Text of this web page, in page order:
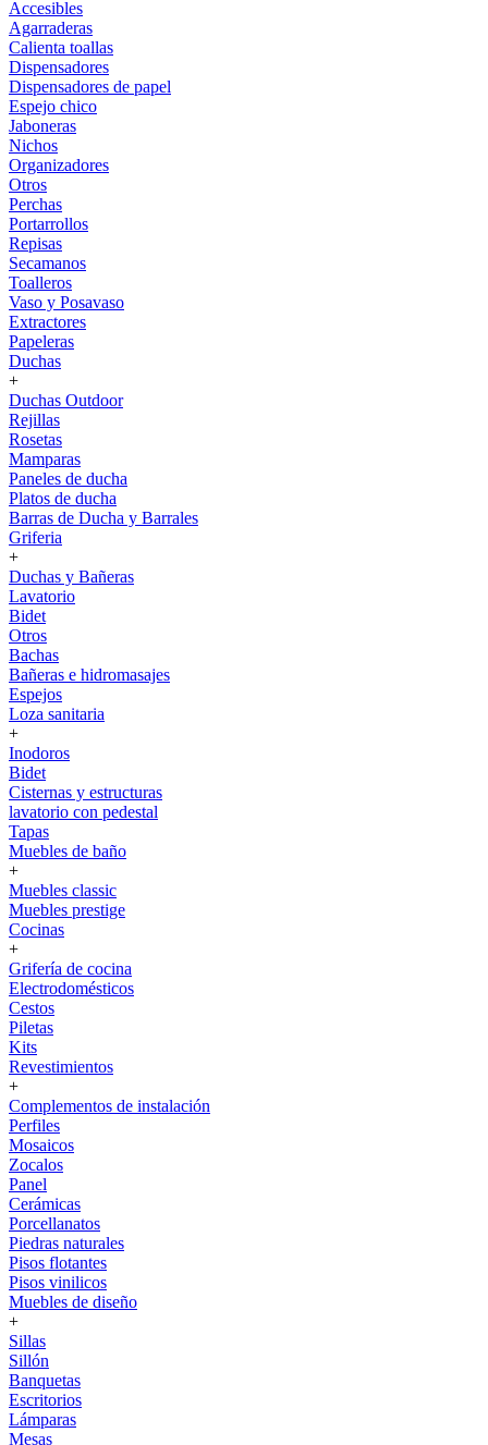
Accesibles
Agarraderas
Calienta toallas
Dispensadores
Dispensadores de papel
Espejo chico
Jaboneras
Nichos
Organizadores
Otros
Perchas
Portarrollos
Repisas
Secamanos
Toalleros
Vaso y Posavaso
Extractores
Papeleras
Duchas
+
Duchas Outdoor
Rejillas
Rosetas
Mamparas
Paneles de ducha
Platos de ducha
Barras de Ducha y Barrales
Griferia
+
Duchas y Bañeras
Lavatorio
Bidet
Otros
Bachas
Bañeras e hidromasajes
Espejos
Loza sanitaria
+
Inodoros
Bidet
Cisternas y estructuras
lavatorio con pedestal
Tapas
Muebles de baño
+
Muebles classic
Muebles prestige
Cocinas
+
Grifería de cocina
Electrodomésticos
Cestos
Piletas
Kits
Revestimientos
+
Complementos de instalación
Perfiles
Mosaicos
Zocalos
Panel
Cerámicas
Porcellanatos
Piedras naturales
Pisos flotantes
Pisos vinilicos
Muebles de diseño
+
Sillas
Sillón
Banquetas
Escritorios
Lámparas
Mesas